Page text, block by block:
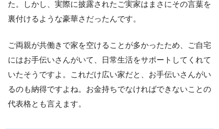
た。しかし、実際に披露されたご実家はまさにその言葉を
裏付けるような豪華さだったんです。
ご両親が共働きで家を空けることが多かったため、ご自宅
にはお手伝いさんがいて、日常生活をサポートしてくれて
いたそうですよ。これだけ広い家だと、お手伝いさんがい
るのも納得ですよね。お金持ちでなければできないことの
代表格とも言えます。